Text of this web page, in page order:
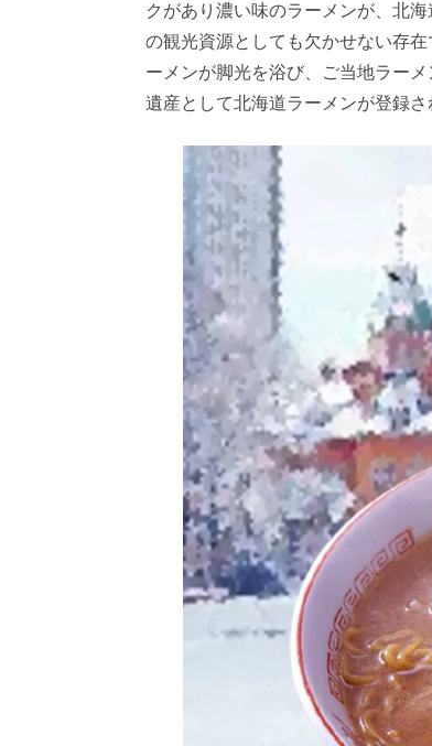
クがあり濃い味のラーメンが、北
の観光資源としても欠かせない存
ーメンが脚光を浴び、ご当地ラー
遺産として北海道ラーメンが登録さ